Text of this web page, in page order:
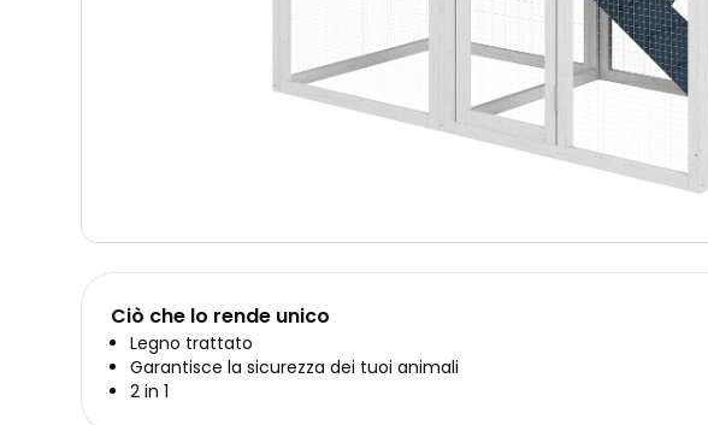
Ciò che lo rende unico
Legno trattato
Garantisce la sicurezza dei tuoi animali
2 in 1